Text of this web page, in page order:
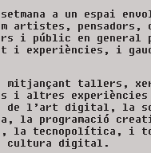
setmana a un espai
artistes, pensadors,
i públic en general
i experiències, i
mitjançant tallers,
i altres
de l’art digital, la
la programació
la tecnopolítica, i
cultura digital.